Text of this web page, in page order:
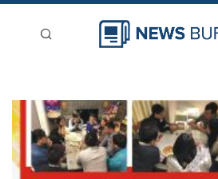
新聞稿分類
登入
刊登